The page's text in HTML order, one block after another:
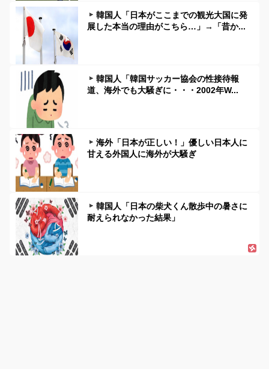
韓国人「日本がここまでの観光大国に発
展した本当の理由がこちら…」→「昔か...
韓国人「韓国サッカー協会の性接待報
道、海外でも大騒ぎに・・・2002年W...
海外「日本が正しい！」優しい日本人に
甘える外国人に海外が大騒ぎ
韓国人「日本の柴犬くん散歩中の暑さに
耐えられなかった結果」